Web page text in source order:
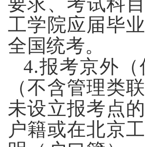
工学院应届毕
全国统考。
4.报考京外
（不含管理类
未设立报考点
户籍或在北京